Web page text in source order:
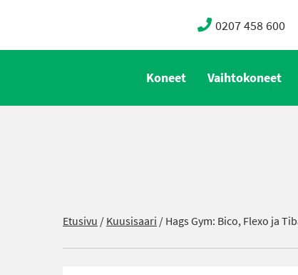
0207 458 600
Koneet Vaihtokoneet
Etusivu /Kuusisaari /Hags Gym: Bico, Flexo ja